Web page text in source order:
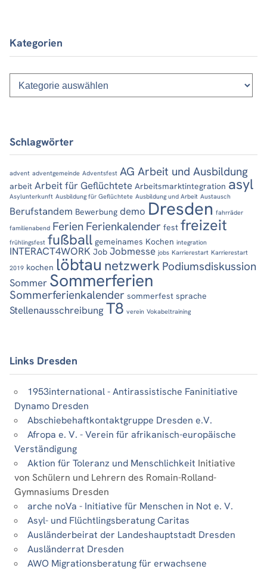
Kategorien
Kategorien
Schlagwörter
advent adventgemeinde Adventsfest AG Arbeit und Ausbildung
arbeit Arbeit für Geflüchtete Arbeitsmarktintegration asyl
Asylunterkunft Ausbildung für Geflüchtete Ausbildung und Arbeit Austausch
Berufstandem Bewerbung demo Dresden fahrräder
familienabend Ferien Ferienkalender fest freizeit
frühlingsfest fußball gemeinames Kochen integration
INTERACT4WORK Job Jobmesse jobs Karrierestart Karrierestart
2019 kochen löbtau netzwerk Podiumsdiskussion
Sommer Sommerferien
Sommerferienkalender sommerfest sprache
Stellenausschreibung T8 verein Vokabeltraining
Links Dresden
1953international - Antirassistische Faninitiative
Dynamo Dresden
Abschiebehaftkontaktgruppe Dresden e.V.
Afropa e. V. - Verein für afrikanisch-europäische
Verständigung
Aktion für Toleranz und Menschlichkeit Initiative
von Schülern und Lehrern des Romain-Rolland-
Gymnasiums Dresden
arche noVa - Initiative für Menschen in Not e. V.
Asyl- und Flüchtlingsberatung Caritas
Ausländerbeirat der Landeshauptstadt Dresden
Ausländerrat Dresden
AWO Migrationsberatung für erwachsene